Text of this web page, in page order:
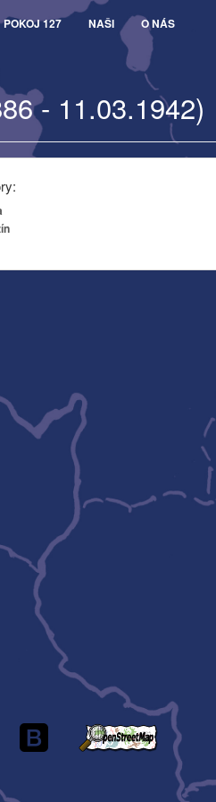
POKOJ 127 NAŠI O NÁS
- 11.03.1942)